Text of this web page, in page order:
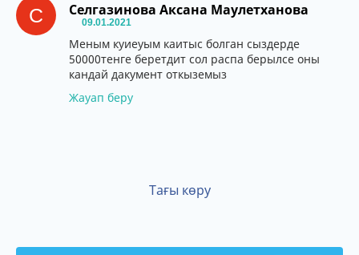
С Селгазинова Аксана Маулетханова
09.01.2021
Меным куиеуым каитыс болган сыздерде
50000тенге беретдит сол распа берылсе оны
кандай дакумент откыземыз
Жауап беру
Тағы көру